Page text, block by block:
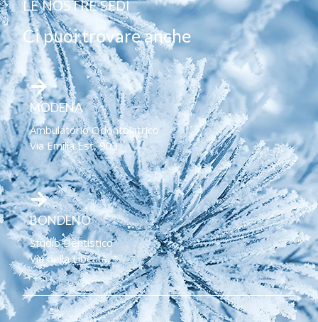
LE NOSTRE SEDI
Ci puoi trovare anche
MODENA
Ambulatorio Odontoiatrico
Via Emilia Est, 903
BONDENO
Studio Dentistico
Via della Libertà, 1​